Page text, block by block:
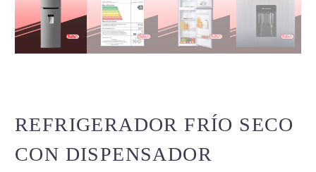
REFRIGERADOR FRÍO SECO
CON DISPENSADOR